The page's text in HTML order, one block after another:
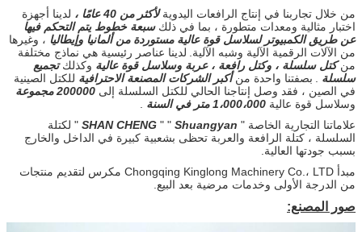
من خلال تجاربنا في إنتاج الرافعات اليدويةلأكثر من 40 عامًا ،
لدينا أجهزة
اختبار مثالية ومعدات متطورة ، بما في ذلكسبعة خطوط يتم التحكم فيها
عن طريق الكمبيوتر لسلاسل قوة عالية مستوردة من ألمانيا وإيطاليا ، وغيرها
من الآلات الرقمية الآلية وشبه الآلية. لدينا عناصر رئيسية هي نماذج مختلفة
منكتل سلسلة ، وكتل رافعة ، عربة وسلاسل قوة عالية وكذلكتجميع
سلسلة
بصفتنا واحدة منأكبر الشركات المصنعة الاحترافية للكتل الصينية
في الصين ، فقد وصل إنتاجنا الحالي للكتل السلسلة إلى 200000 مجموعة
وسلاسل قوة عالية 1،000،000 متر في السنة
علاماتنا التجارية الخاصة "
SHAN CHENG " " Shuangyan
" لكتلة
السلسلة ، كتلة الرافعة والعربة تحظى بشعبية كبيرة في الداخل والخارج
بسبب جودتها العالية.
مبدأ Chongqing Kinglong Machinery Co.، LTD مكرس لتقديم منتجات
من الدرجة الأولى وخدمات مرضية بعد البيع.
صور المصنع: